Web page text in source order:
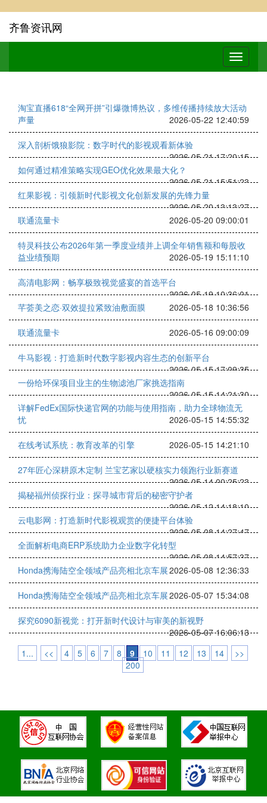
齐鲁资讯网
淘宝直播618“全网开拼”引爆微博热议，多维传播持续放大活动
声量
2026-05-22 12:40:59
深入剖析饿狼影院：数字时代的影视观看新体验
2026-05-21 17:20:15
如何通过精准策略实现GEO优化效果最大化？
2026-05-21 15:51:23
红果影视：引领新时代影视文化创新发展的先锋力量
2026-05-20 13:13:27
联通流量卡
2026-05-20 09:00:01
特灵科技公布2026年第一季度业绩并上调全年销售额和每股收
益业绩预期
2026-05-19 15:11:10
高清电影网：畅享极致视觉盛宴的首选平台
2026-05-19 10:36:01
芊荟美之恋·双效提拉紧致油敷面膜
2026-05-18 10:36:56
联通流量卡 2026-05-16 09:00:09
牛马影视：打造新时代数字影视内容生态的创新平台
2026-05-15 17:09:35
一份给环保项目业主的生物滤池厂家挑选指南
2026-05-15 14:21:30
详解FedEx国际快递官网的功能与使用指南，助力全球物流无
忧
2026-05-15 14:55:32
在线考试系统：教育改革的引擎 2026-05-15 14:21:10
27年匠心深耕原木定制 兰宝艺家以硬核实力领跑行业新赛道
2026-05-14 00:25:23
揭秘福州侦探行业：探寻城市背后的秘密守护者
2026-05-12 14:18:10
云电影网：打造新时代影视观赏的便捷平台体验
2026-05-08 14:27:47
全面解析电商ERP系统助力企业数字化转型
2026-05-08 14:57:37
Honda携海陆空全领域产品亮相北京车展2026-05-08 12:36:33
Honda携海陆空全领域产品亮相北京车展2026-05-07 15:34:08
探究6090新视觉：打开新时代设计与审美的新视野
2026-05-07 16:06:13
1...
<< 4 5 6 7 8 9 10 11 12 13 14
>>
200